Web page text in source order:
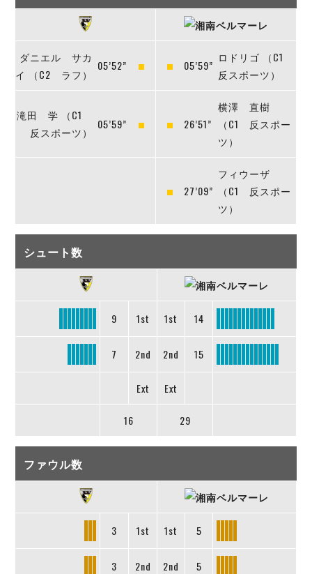
ダニエル サカ
イ （C2 ラフ）
05’52” 05’59”
ロドリゴ （C1
反スポーツ）
滝田 学 （C1
反スポーツ）
05’59” 26’51”
横澤 直樹
（C1 反スポー
ツ）
27’09”
フィウーザ
（C1 反スポー
ツ）
シュート数
9 1st 1st 14
7 2nd 2nd 15
Ext Ext
16 29
ファウル数
3 1st 1st 5
3 2nd 2nd 5